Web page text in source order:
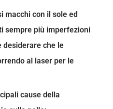
macchi con il sole ed
sempre più imperfezioni
desiderare che le
al laser per le
cause della